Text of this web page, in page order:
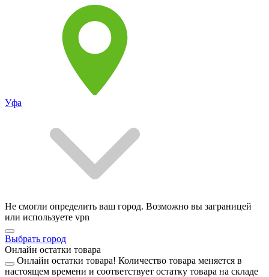
Уфа
Не смогли определить ваш город. Возможно вы заграницей
или используете vpn
Выбрать город
Онлайн остатки товара
Онлайн остатки товара! Количество товара меняется в
настоящем времени и соответствует остатку товара на складе